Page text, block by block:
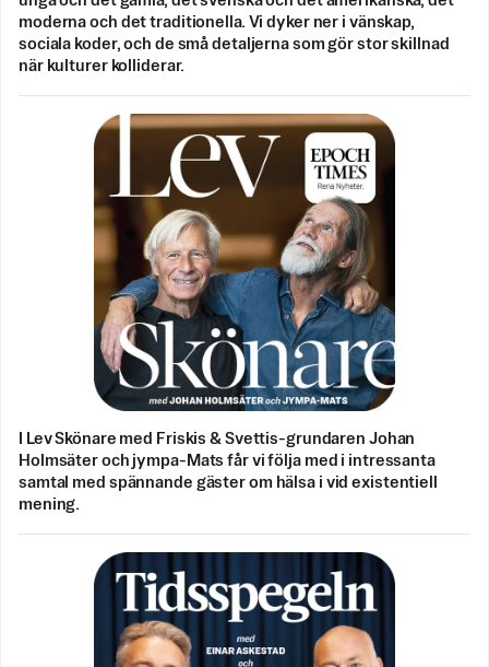
moderna och det traditionella. Vi dyker ner i vänskap,
sociala koder, och de små detaljerna som gör stor skillnad
när kulturer kolliderar.
I Lev Skönare med Friskis & Svettis-grundaren Johan
Holmsäter och jympa-Mats får vi följa med i intressanta
samtal med spännande gäster om hälsa i vid existentiell
mening.